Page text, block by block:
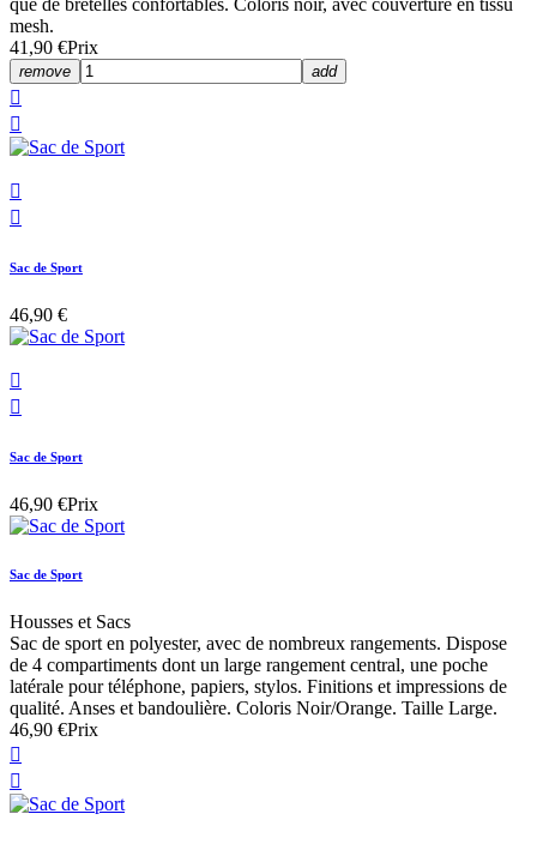
que de bretelles confortables. Coloris noir, avec couverture en tissu
mesh.
41,90 €Prix
remove add




Sac de Sport
46,90 €


Sac de Sport
46,90 €Prix
Sac de Sport
Housses et Sacs
Sac de sport en polyester, avec de nombreux rangements. Dispose
de 4 compartiments dont un large rangement central, une poche
latérale pour téléphone, papiers, stylos. Finitions et impressions de
qualité. Anses et bandoulière. Coloris Noir/Orange. Taille Large.
46,90 €Prix

